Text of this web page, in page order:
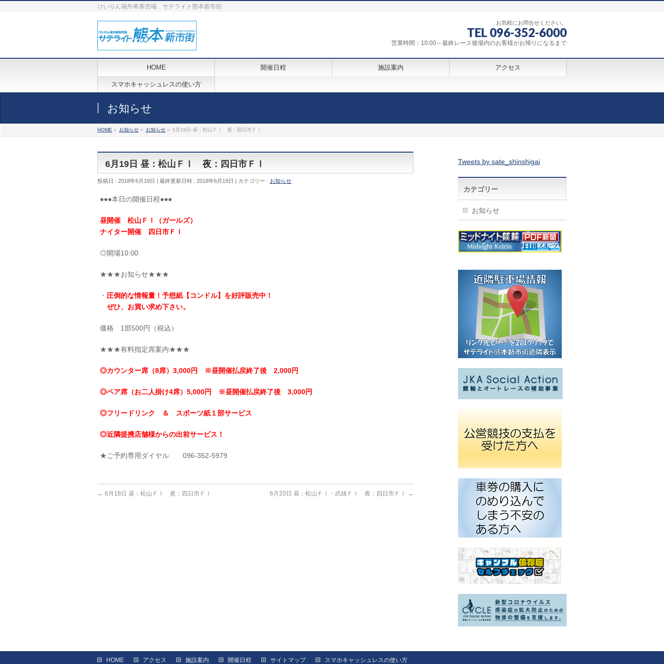
けいりん場外車券売場 サテライト熊本新市街
お気軽にお問合せください。
TEL 096-352-6000
営業時間：10:00～最終レース後場内のお客様がお帰りになるまで
HOME 開催日程 施設案内 アクセス
スマホキャッシュレスの使い方
お知らせ
HOME » お知らせ » お知らせ » 6月19日 昼：松山ＦⅠ 夜：四日市ＦⅠ
6月19日 昼：松山ＦⅠ 夜：四日市ＦⅠ
投稿日 : 2018年6月19日 最終更新日時 : 2018年6月19日 カテゴリー : お知らせ
●●●本日の開催日程●●●
昼開催 松山ＦⅠ（ガールズ）
ナイター開催 四日市ＦⅠ
◎開場10:00
★★★お知らせ★★★
・ 圧倒的な情報量！予想紙【コンドル】を好評販売中！
ぜひ、お買い求め下さい。
価格 1部500円（税込）
★★★有料指定席案内★★★
◎カウンター席（8席）3,000円 ※昼開催払戻終了後 2,000円
◎ペア席（お二人掛け4席）5,000円 ※昼開催払戻終了後 3,000円
◎フリードリンク ＆ スポーツ紙１部サービス
◎近隣提携店舗様からの出前サービス！
★ご予約専用ダイヤル 096-352-5979
← 6月18日 昼：松山ＦⅠ 夜：四日市ＦⅠ 6月20日 昼：松山ＦⅠ・武雄ＦⅠ 夜：四日市ＦⅠ →
Tweets by sate_shinshigai
カテゴリー
お知らせ
HOME アクセス 施設案内 開催日程 サイトマップ スマホキャッシュレスの使い方